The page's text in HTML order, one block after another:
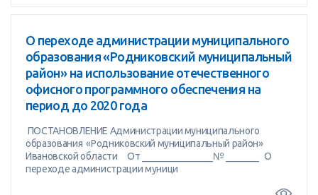
О переходе администрации муниципального
образования «Родниковский муниципальный
район» на использование отечественного
офисного программного обеспечения на
период до 2020 года
ПОСТАНОВЛЕНИЕ Администрации муниципального
образования «Родниковский муниципальный район»
Ивановской области От _______________№ _______ О
переходе администрации муници